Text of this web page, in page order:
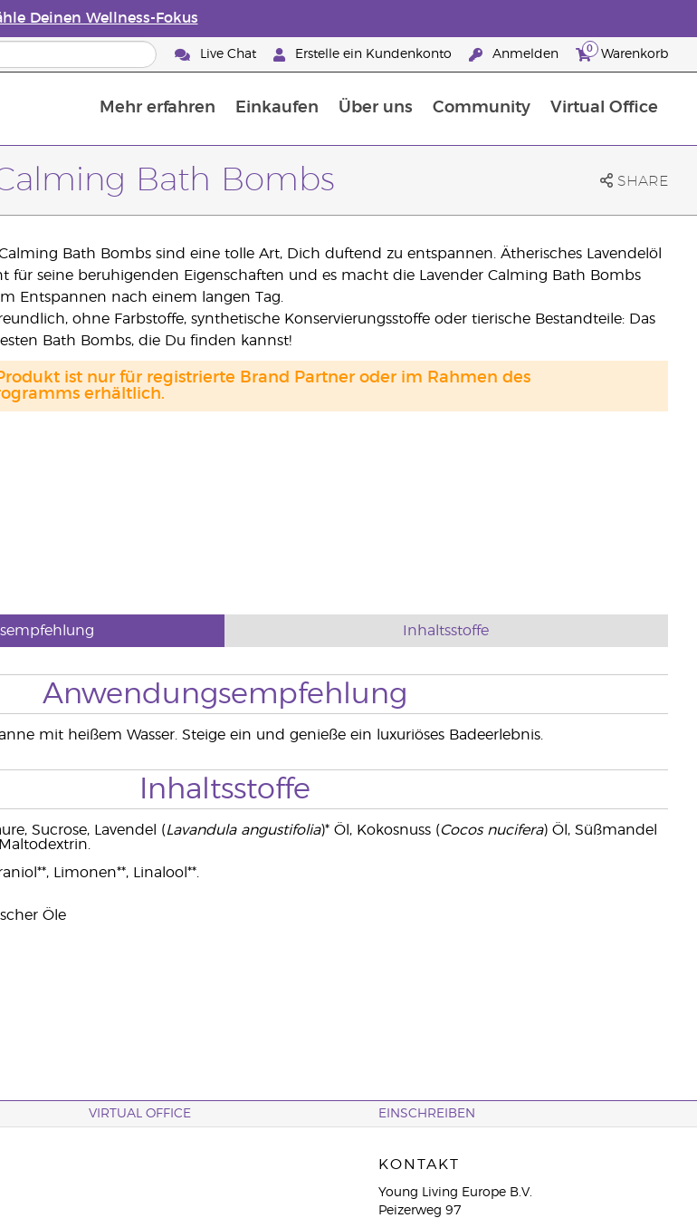
Deinen Wellness-Fokus
Live Chat Erstelle ein Kundenkonto Anmelden 0 Warenkorb
Mehr erfahren Einkaufen Über uns Community Virtual Office
Calming Bath Bombs SHARE
Calming Bath Bombs sind eine tolle Art, Dich duftend zu entspannen. Ätherisches Lavendelöl
für seine beruhigenden Eigenschaften und es macht die Lavender Calming Bath Bombs
Entspannen nach einem langen Tag.
ohne Farbstoffe, synthetische Konservierungsstoffe oder tierische Bestandteile: Das
Bath Bombs, die Du finden kannst!
ist nur für registrierte Brand Partner oder im Rahmen des
erhältlich.
Inhaltsstoffe
Anwendungsempfehlung
mit heißem Wasser. Steige ein und genieße ein luxuriöses Badeerlebnis.
Inhaltsstoffe
Sucrose, Lavendel (Lavandula angustifolia)* Öl, Kokosnuss (Cocos nucifera) Öl, Süßmandel
Limonen**, Linalool**.
Öle
VIRTUAL OFFICE EINSCHREIBEN
KONTAKT
Young Living Europe B.V.
Peizerweg 97